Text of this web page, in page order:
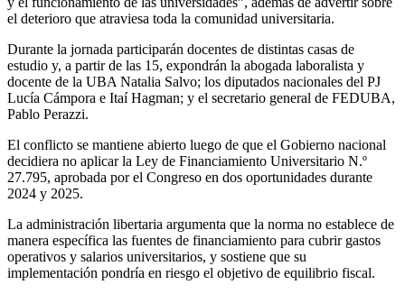
el deterioro que atraviesa toda la comunidad universitaria.
Durante la jornada participarán docentes de distintas casas de
estudio y, a partir de las 15, expondrán la abogada laboralista y
docente de la UBA Natalia Salvo; los diputados nacionales del PJ
Lucía Cámpora e Itaí Hagman; y el secretario general de FEDUBA,
Pablo Perazzi.
El conflicto se mantiene abierto luego de que el Gobierno nacional
decidiera no aplicar la Ley de Financiamiento Universitario N.º
27.795, aprobada por el Congreso en dos oportunidades durante
2024 y 2025.
La administración libertaria argumenta que la norma no establece de
manera específica las fuentes de financiamiento para cubrir gastos
operativos y salarios universitarios, y sostiene que su
implementación pondría en riesgo el objetivo de equilibrio fiscal.